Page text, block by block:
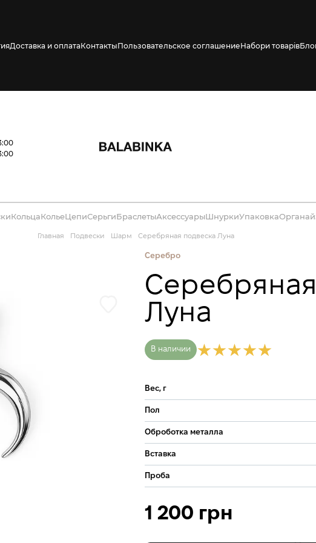
Доставка и оплатаКонтактыПользовательское соглашениеНабори товарів
КольцаКольеЦепиСерьгиБраслетыАксессуарыШнуркиУпаковка
Главная Подвески Шарм Серебряная подвеска Луна
Серебро
Луна
В наличии
Вес, г
Пол
Оброботка металла
Вставка
Проба
1 200 грн